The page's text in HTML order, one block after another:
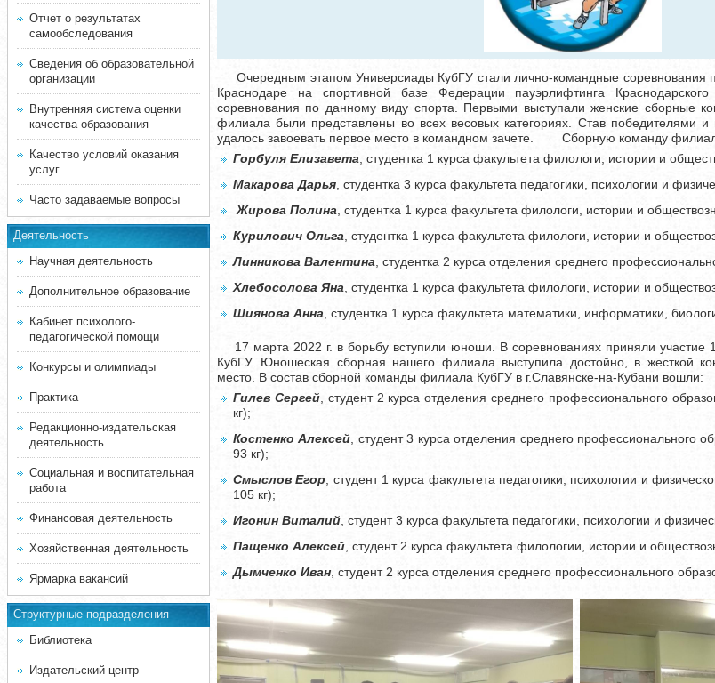
Отчет о результатах
самообследования
Сведения об образовательной
организации
Внутренняя система оценки
качества образования
Качество условий оказания
услуг
Часто задаваемые вопросы
Деятельность
Научная деятельность
Дополнительное образование
Кабинет психолого-
педагогической помощи
Конкурсы и олимпиады
Практика
Редакционно-издательская
деятельность
Социальная и воспитательная
работа
Финансовая деятельность
Хозяйственная деятельность
Ярмарка вакансий
Структурные подразделения
Библиотека
Издательский центр
Очередным этапом Универсиады КубГУ стали лично-командные соревнования
Краснодаре на спортивной базе Федерации пауэрлифтинга
соревнования по данному виду спорта. Первыми выступали женские сборные
филиала были представлены во всех весовых категориях. Став победителями
удалось завоевать первое место в командном зачете. Сборную команду
Горбуля Елизавета , студентка 1 курса факультета филологи, истории и
Макарова Дарья , студентка 3 курса факультета педагогики, психологии и
Жирова Полина , студентка 1 курса факультета филологи, истории и
Курилович Ольга , студентка 1 курса факультета филологи, истории и
Линникова Валентина , студентка 2 курса отделения среднего
Хлебосолова Яна , студентка 1 курса факультета филологи, истории и
Шиянова Анна , студентка 1 курса факультета математики, информатики,
17 марта 2022 г. в борьбу вступили юноши. В соревнованиях приняли участие
КубГУ. Юношеская сборная нашего филиала выступила достойно, в жесткой
место. В состав сборной команды филиала КубГУ в г.Славянске-на-Кубани вошли:
Гилев Сергей, студент 2 курса отделения среднего профессионального
кг);
Костенко Алексей , студент 3 курса отделения среднего профессионального
93 кг);
Смыслов Егор , студент 1 курса факультета педагогики, психологии и
105 кг);
Игонин Виталий , студент 3 курса факультета педагогики, психологии и
Пащенко Алексей , студент 2 курса факультета филологии, истории и
Дымченко Иван , студент 2 курса отделения среднего профессионального